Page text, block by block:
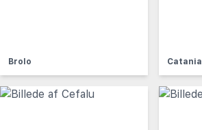
Brolo Catania